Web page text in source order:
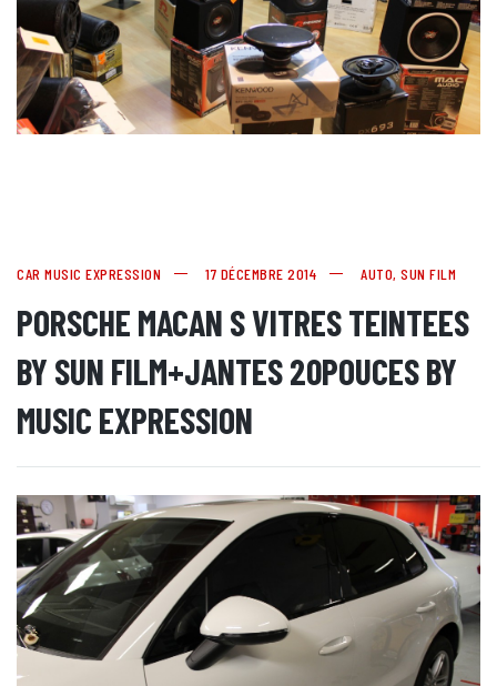
CAR MUSIC EXPRESSION 17 DÉCEMBRE 2014 AUTO, SUN FILM
PORSCHE MACAN S VITRES TEINTEES
BY SUN FILM+JANTES 20POUCES BY
MUSIC EXPRESSION